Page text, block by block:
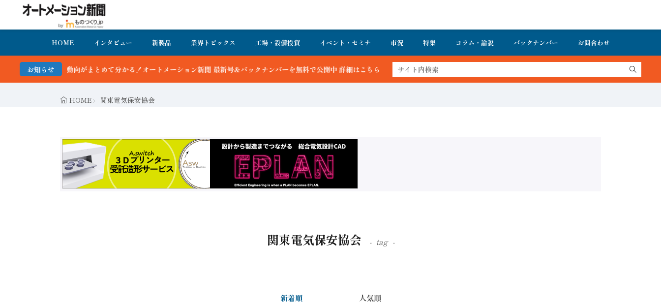
HOME インタビュー 新製品 業界トピックス 工場・設備投資 イベント・セミナ 市況 特集 コラム・論説 バックナンバー お問合わせ
お知らせ
めて分かる！オートメーション新聞 最新号＆バックナンバーを無料で公開中 詳細はこちら
HOME 関東電気保安協会
関東電気保安協会 tag
新着順 人気順